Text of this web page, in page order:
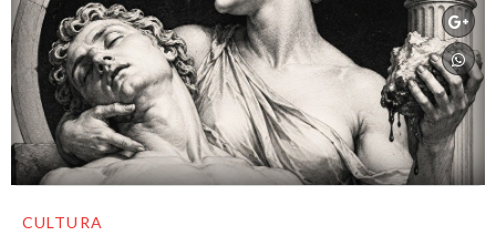
CULTURA